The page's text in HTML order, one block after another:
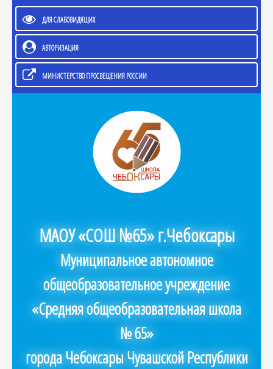
ДЛЯ СЛАБОВИДЯЩИХ
АВТОРИЗАЦИЯ
МИНИСТЕРСТВО ПРОСВЕЩЕНИЯ РОССИИ
МАОУ «СОШ №65» г.Чебоксары
Муниципальное автономное
общеобразовательное учреждение
«Средняя общеобразовательная школа
№ 65»
города Чебоксары Чувашской Республики